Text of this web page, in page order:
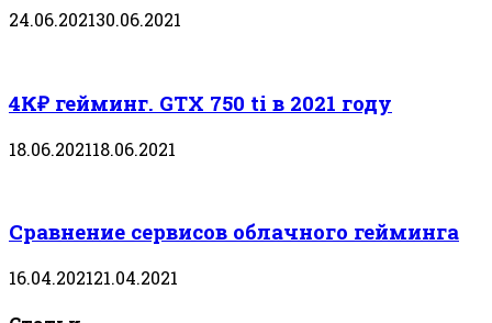
24.06.202130.06.2021
4К₽ гейминг. GTX 750 ti в 2021 году
18.06.202118.06.2021
Сравнение сервисов облачного гейминга
16.04.202121.04.2021